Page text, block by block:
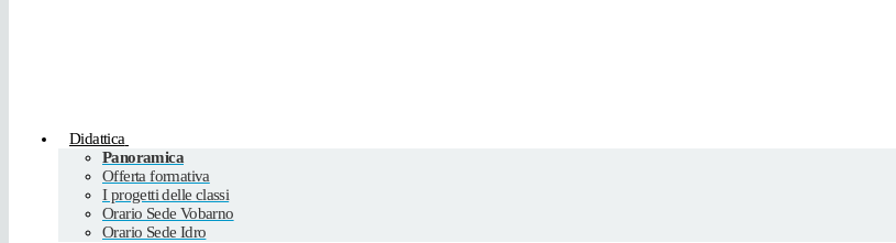
Didattica
Panoramica
Offerta formativa
I progetti delle classi
Orario Sede Vobarno
Orario Sede Idro